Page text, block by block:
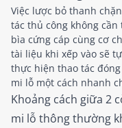
Việc lược bỏ thanh
tác thủ công không
bìa cứng cáp cùng cơ
tài liệu khi xếp vào sẽ
thực hiện thao tác
mi lỗ một cách nhanh
Khoảng cách giữa 2
mi lỗ thông thường